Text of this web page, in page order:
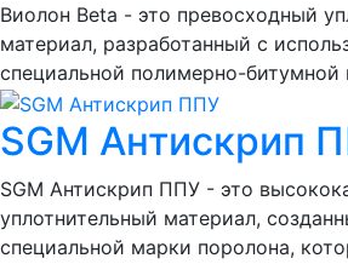
Виолон Beta - это превосходный
материал, разработанный с
специальной полимерно-битумной
SGM Антискрип
SGM Антискрип ППУ - это
уплотнительный материал,
специальной марки поролона,